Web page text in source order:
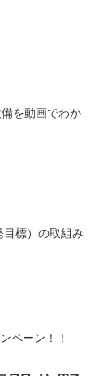
を動画でわか
標）の取組み
ペーン！！